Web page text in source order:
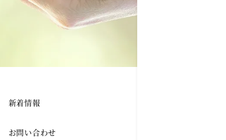
新着情報
お問い合わせ